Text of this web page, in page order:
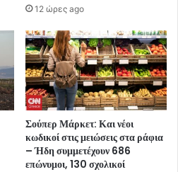
12 ώρες ago
Σούπερ Μάρκετ: Και νέοι
κωδικοί στις μειώσεις στα ράφια
– Ήδη συμμετέχουν 686
επώνυμοι, 130 σχολικοί